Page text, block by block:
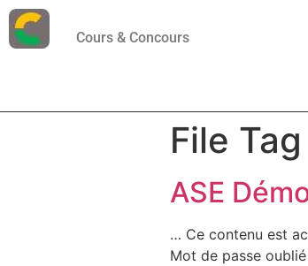
Cours & Concours
File
ASE
… Ce contenu est
Mot de passe oublié